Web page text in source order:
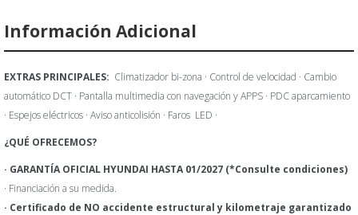
Información Adicional
EXTRAS PRINCIPALES: Climatizador bi-zona · Control de velocidad · Cambio
automático DCT · Pantalla multimedia con navegación y APPS · PDC aparcamiento
· Espejos eléctricos · Aviso anticolisión · Faros LED ·
¿QUÉ OFRECEMOS?
· GARANTÍA OFICIAL HYUNDAI HASTA 01/2027 (*Consulte condiciones)
· Financiación a su medida.
· Certificado de NO accidente estructural y kilometraje garantizado